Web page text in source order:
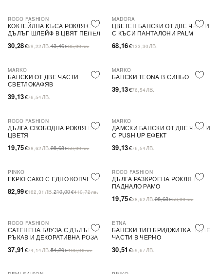
-30%
ROCO FASHION
КОКТЕЙЛНА КЪСА РОКЛЯ С
ДЪЛЪГ ШЛЕЙФ В ЦВЯТ ПЕПЕЛ
30,28€59,22 ЛВ.43,46€85,00лв.
MADORA
ЦВЕТЕН БАНСКИ ОТ ДВЕ ЧАСТИ
С КЪСИ ПАНТАЛОНИ PALM
68,16€133,30 ЛВ.
MARKO
БАНСКИ ОТ ДВЕ ЧАСТИ
СВЕТЛОКАФЯВ
39,13€76,54 ЛВ.
MARKO
БАНСКИ TEONA В СИНЬО
39,13€76,54 ЛВ.
-31%
ROCO FASHION
ДЪЛГА СВОБОДНА РОКЛЯ НА
ЦВЕТЯ
19,75€38,62 ЛВ.28,63€56,00лв.
MARKO
ДАМСКИ БАНСКИ ОТ ДВЕ ЧАСТИ
С PUSH UP ЕФЕКТ
39,13€76,54 ЛВ.
-60%
PINKO
ЕКРЮ САКО С ЕДНО КОПЧЕ
82,99€162,31 ЛВ.210,00€410,72лв.
-31%
ROCO FASHION
ДЪЛГА РАЗКРОЕНА РОКЛЯ С
ПАДНАЛО РАМО
19,75€38,62 ЛВ.28,63€56,00лв.
-30%
ROCO FASHION
САТЕНЕНА БЛУЗА С ДЪЛЪГ
РЪКАВ И ДЕКОРАТИВНА РОЗА
37,91 €74,14 ЛВ.54,20€106,00лв.
ETNA
БАНСКИ ТИП БРИДЖИТКА В ДВЕ
ЧАСТИ В ЧЕРНО
30,51 €59,67 ЛВ.